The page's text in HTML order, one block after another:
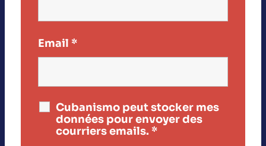
Email *
Cubanismo peut stocker mes
données pour envoyer des
courriers emails. *